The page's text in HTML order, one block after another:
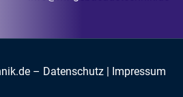
– Datenschutz | Impressum